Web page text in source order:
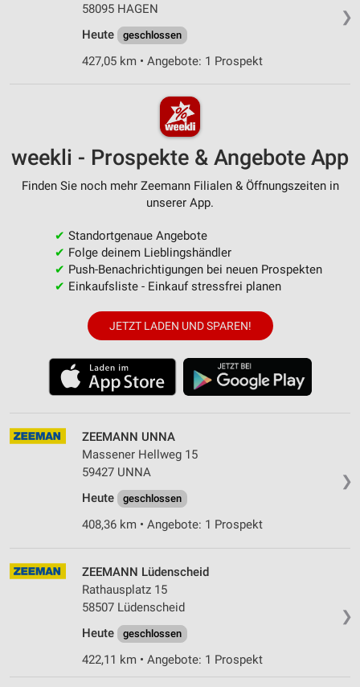
❯
58095 HAGEN
Heute
geschlossen
427,05 km • Angebote: 1 Prospekt
weekli - Prospekte & Angebote App
Finden Sie noch mehr Zeemann Filialen & Öffnungszeiten in
unserer App.
✔ Standortgenaue Angebote
✔ Folge deinem Lieblingshändler
✔ Push-Benachrichtigungen bei neuen Prospekten
✔ Einkaufsliste - Einkauf stressfrei planen
JETZT LADEN UND SPAREN!
❯
ZEEMANN UNNA
Massener Hellweg 15
59427 UNNA
Heute
geschlossen
408,36 km • Angebote: 1 Prospekt
❯
ZEEMANN Lüdenscheid
Rathausplatz 15
58507 Lüdenscheid
Heute
geschlossen
422,11 km • Angebote: 1 Prospekt